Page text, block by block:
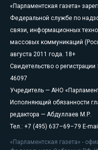
«Парламентская газета»
Федеральной службе по
связи, информационных
массовых коммуникаций
августа 2011 года. 18+
Свидетельство о
46097
Учредитель — АНО
Исполняющий обязанности
редактора — Абдуллаев М.Р.
Тел.: +7 (495) 637–69–79 E-
«Парламентская газета» -